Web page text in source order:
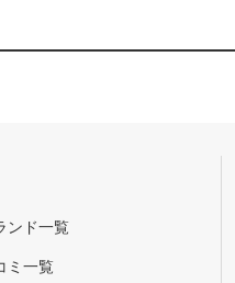
ンド一覧
ミ一覧